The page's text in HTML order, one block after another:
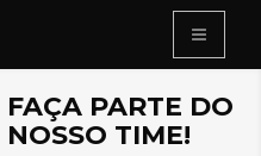
FAÇA PARTE DO
NOSSO TIME!